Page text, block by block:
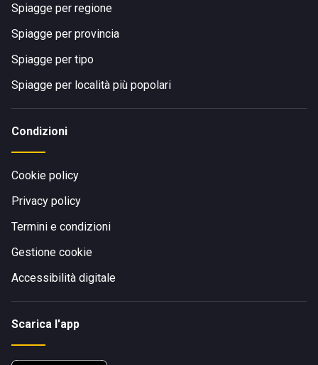
Spiagge per regione
Spiagge per provincia
Spiagge per tipo
Spiagge per località più popolari
Condizioni
Cookie policy
Privacy policy
Termini e condizioni
Gestione cookie
Accessibilità digitale
Scarica l'app